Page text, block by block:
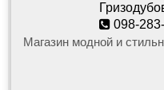
098-
Магазин модной и